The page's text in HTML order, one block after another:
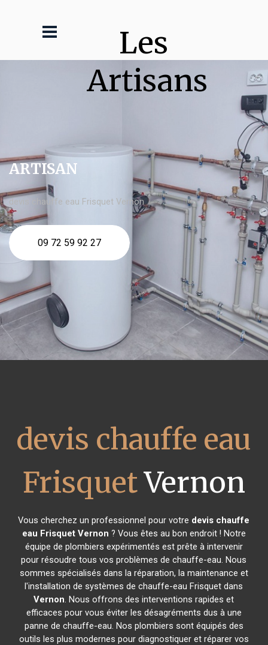
Les
Artisans
ARTISAN
devis chauffe eau Frisquet Vernon
09 72 59 92 27
devis chauffe eau
FrisquetVernon
Vous cherchez un professionnel pour votre devis chauffe
eau Frisquet Vernon ? Vous êtes au bon endroit ! Notre
équipe de plombiers expérimentés est prête à intervenir
pour résoudre tous vos problèmes de chauffe-eau. Nous
sommes spécialisés dans la réparation, la maintenance et
l'installation de systèmes de chauffe-eau Frisquet dans
Vernon. Nous offrons des interventions rapides et
efficaces pour vous éviter les désagréments dus à une
panne de chauffe-eau. Nos plombiers sont équipés des
outils les plus modernes pour diagnostiquer et réparer vos